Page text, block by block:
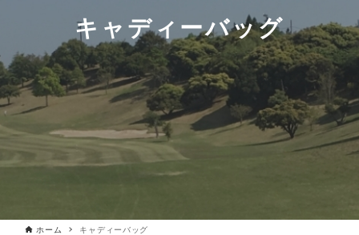
キャディーバッグ
ホーム キャディーバッグ